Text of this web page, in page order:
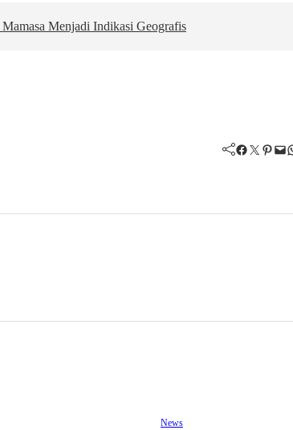
Menjadi Indikasi Geografis
Facebook Twitter Pinterest Mail WhatsApp
News